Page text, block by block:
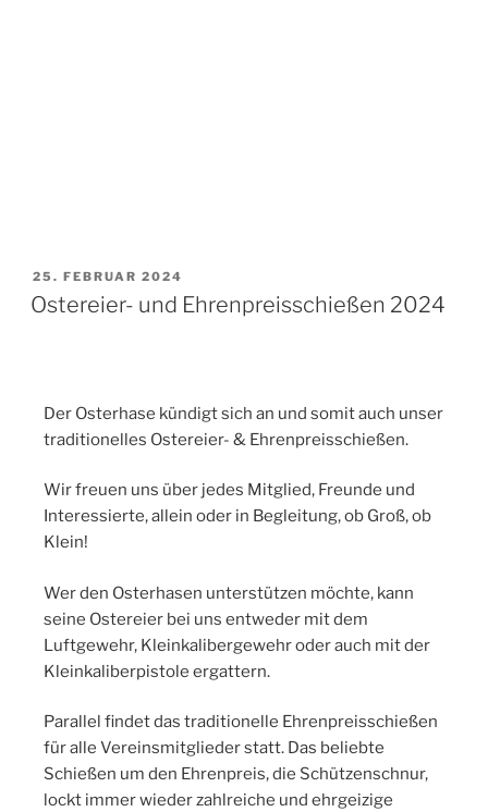
25. FEBRUAR 2024
Ostereier- und Ehrenpreisschießen 2024
Der Osterhase kündigt sich an und somit auch unser
traditionelles Ostereier- & Ehrenpreisschießen.
Wir freuen uns über jedes Mitglied, Freunde und
Interessierte, allein oder in Begleitung, ob Groß, ob
Klein!
Wer den Osterhasen unterstützen möchte, kann
seine Ostereier bei uns entweder mit dem
Luftgewehr, Kleinkalibergewehr oder auch mit der
Kleinkaliberpistole ergattern.
Parallel findet das traditionelle Ehrenpreisschießen
für alle Vereinsmitglieder statt. Das beliebte
Schießen um den Ehrenpreis, die Schützenschnur,
lockt immer wieder zahlreiche und ehrgeizige